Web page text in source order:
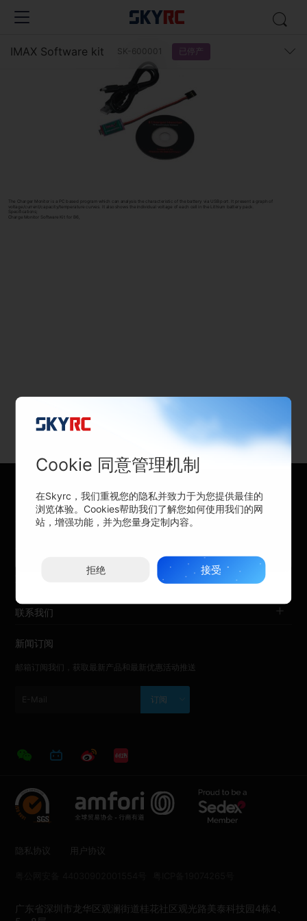
IMAX Software kit SK-600001 已停产
The Charger Monitor is a PC based program which can analysis the characteristic of the battery via USB port. It present a graph of
voltage/current/capacity/temperature curves. It also shows the individual voltage of each cell in the Lithium battery pack.
Specifications;
Charge Monitor Software Kit for B6,
关于SKYRC
联系我们
新闻订阅
邮箱订阅我们，获取最新产品和最新优惠活动推送
订阅
隐私协议 用户协议
广东省深圳市龙华区观澜街道桂花社区观光路美泰科技园4栋4、
Cookie 同意管理机制
在Skyrc，我们重视您的隐私并致力于为您提供最佳的
浏览体验。Cookies帮助我们了解您如何使用我们的网
站，增强功能，并为您量身定制内容。
拒绝 接受